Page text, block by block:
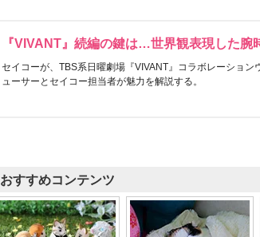
『VIVANT』続編の鍵は…世界観表現した腕
セイコーが、TBS系日曜劇場『VIVANT』コラボレーション
ューサーとセイコー担当者が魅力を解説する。
おすすめコンテンツ